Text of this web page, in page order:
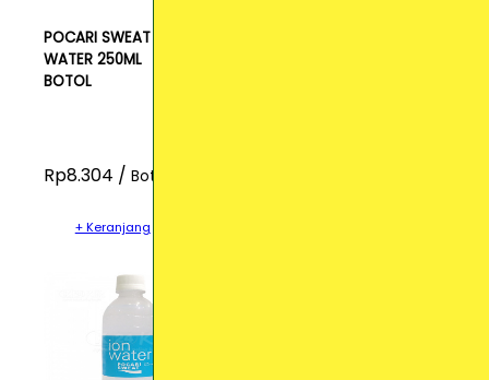
POCARI SWEAT ION
WATER 250ML
BOTOL
Rp8.304 / Botol
+ Keranjang